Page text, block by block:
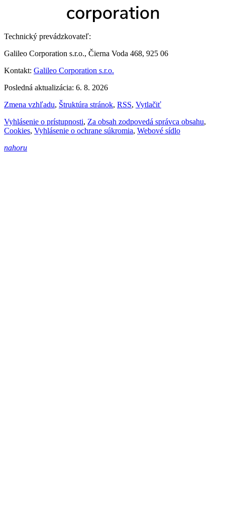
Technický prevádzkovateľ:
Galileo Corporation s.r.o., Čierna Voda 468, 925 06
Kontakt: Galileo Corporation s.r.o.
Posledná aktualizácia: 6. 8. 2026
Zmena vzhľadu, Štruktúra stránok, RSS, Vytlačiť
Vyhlásenie o prístupnosti, Za obsah zodpovedá správca obsahu,
Cookies, Vyhlásenie o ochrane súkromia, Webové sídlo
nahoru